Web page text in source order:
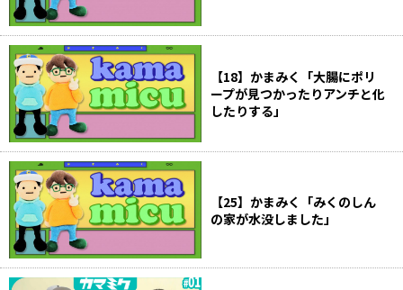
【18】かまみく「大腸にポリ
ープが見つかったりアンチと化
したりする」
【25】かまみく「みくのしん
の家が水没しました」